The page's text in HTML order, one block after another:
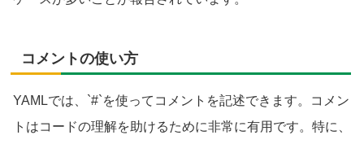
コメントの使い方
YAMLでは、`#`を使ってコメントを記述できます。コメン
トはコードの理解を助けるために非常に有用です。特に、